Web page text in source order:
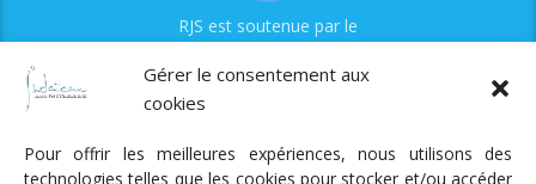
Gérer le consentement aux
cookies
Pour offrir les meilleures expériences, nous utilisons des
technologies telles que les cookies pour stocker et/ou accéder
RJS est soutenue par le